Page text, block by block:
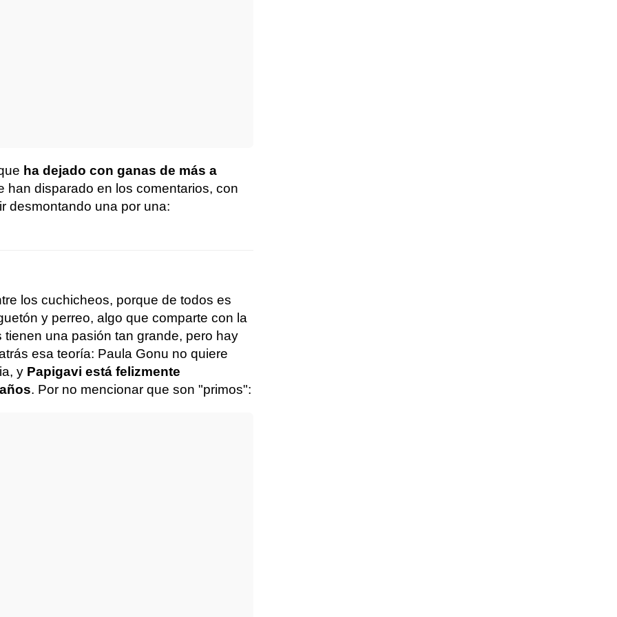
ha dejado con ganas de más a
han disparado en los comentarios, con
desmontando una por una:
los cuchicheos, porque de todos es
y perreo, algo que comparte con la
una pasión tan grande, pero hay
esa teoría: Paula Gonu no quiere
y Papigavi está felizmente
. Por no mencionar que son "primos":